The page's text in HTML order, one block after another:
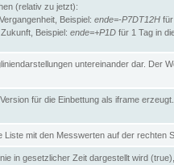
(relativ zu jetzt):
Beispiel: ende=-P7DT12H
Beispiel: ende=+P1D für 1 Tag in
untereinander dar. Der
für die Einbettung als iframe
Liste mit den Messwerten auf der rechten
in gesetzlicher Zeit dargestellt wird